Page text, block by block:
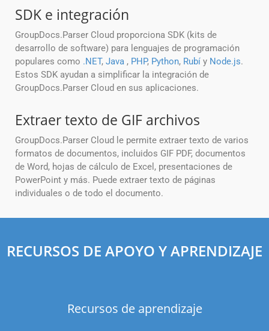
SDK e integración
GroupDocs.Parser Cloud proporciona SDK (kits de
desarrollo de software) para lenguajes de programación
populares como .NET, Java , PHP, Python, Rubí y Node.js.
Estos SDK ayudan a simplificar la integración de
GroupDocs.Parser Cloud en sus aplicaciones.
Extraer texto de GIF archivos
GroupDocs.Parser Cloud le permite extraer texto de varios
formatos de documentos, incluidos GIF PDF, documentos
de Word, hojas de cálculo de Excel, presentaciones de
PowerPoint y más. Puede extraer texto de páginas
individuales o de todo el documento.
RECURSOS DE APOYO Y APRENDIZAJE
Recursos de aprendizaje